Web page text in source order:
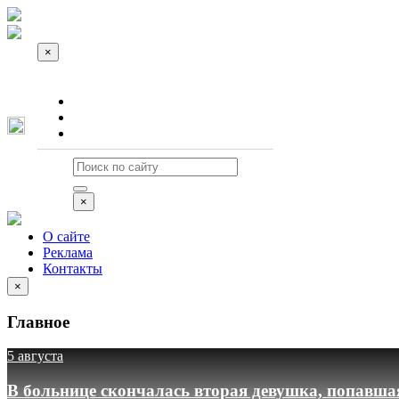
×
×
О сайте
Реклама
Контакты
×
Главное
5 августа
В больнице скончалась вторая девушка,